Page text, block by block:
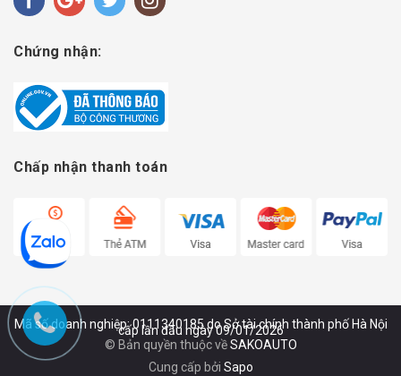
Chứng nhận:
Chấp nhận thanh toán
Mã số doanh nghiệp: 0111340185 do Sở tài chính thành phố Hà Nội
cấp lần đầu ngày 09/01/2026
© Bản quyền thuộc vềSAKOAUTO
Cung cấp bởi Sapo